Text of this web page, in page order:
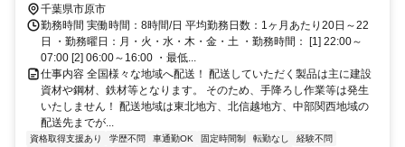
分
千葉県市原市
勤務時間 実働時間：8時間/日 平均勤務日数：1ヶ月あたり20日～22
日 ・勤務曜日：月・火・水・木・金・土 ・勤務時間： [1] 22:00～
07:00 [2] 06:00～16:00 ・最低...
仕事内容 全国様々な地域へ配送！ 配送していただく製品は主に建設
資材や鋼材、鉄材等となります。 そのため、手降ろし作業等は発生
いたしません！ 配送地域は東北地方、北信越地方、中部関西地域の
配送先までが...
資格取得支援あり 学歴不問 車通勤OK 固定時間制 転勤なし
経験不問